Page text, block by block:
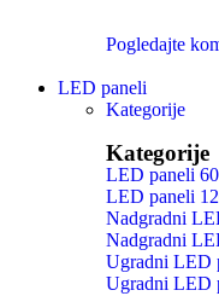
Pogledajte
LED paneli
Kategorije
Kategorije
LED paneli
LED paneli
Nadgradni
Nadgradni
Ugradni LED
Ugradni LED